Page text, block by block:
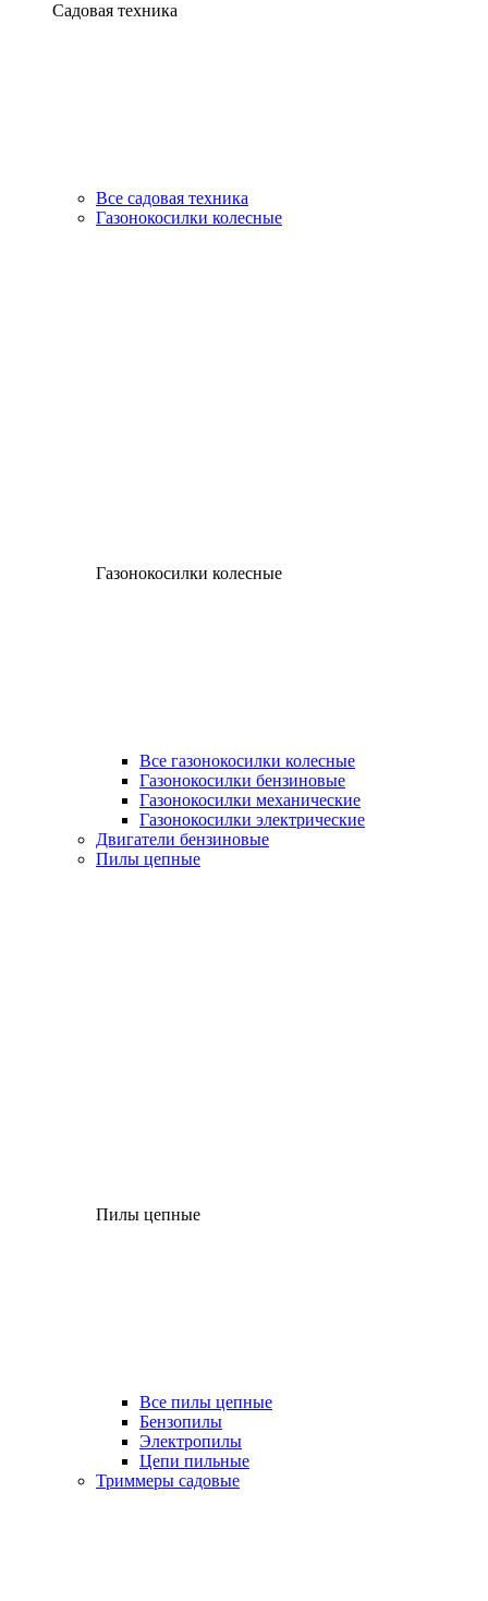
Садовая техника
Все садовая техника
Газонокосилки колесные
Газонокосилки колесные
Все газонокосилки колесные
Газонокосилки бензиновые
Газонокосилки механические
Газонокосилки электрические
Двигатели бензиновые
Пилы цепные
Пилы цепные
Все пилы цепные
Бензопилы
Электропилы
Цепи пильные
Триммеры садовые